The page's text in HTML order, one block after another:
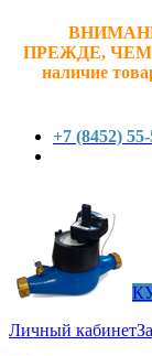
ПРЕЖДЕ,
наличие
+7 (8452)
Личный кабинет